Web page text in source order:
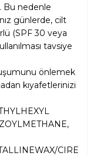
Bu nedenle
günlerde, cilt
(SPF 30 veya
tavsiye
önlemek
kıyafetlerinizi
CIRE